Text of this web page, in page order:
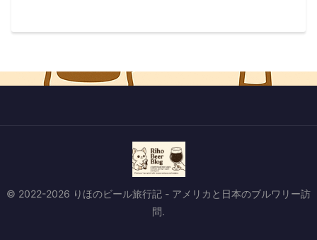
© 2022-2026 りほのビール旅行記 - アメリカと日本のブルワリー訪
問.